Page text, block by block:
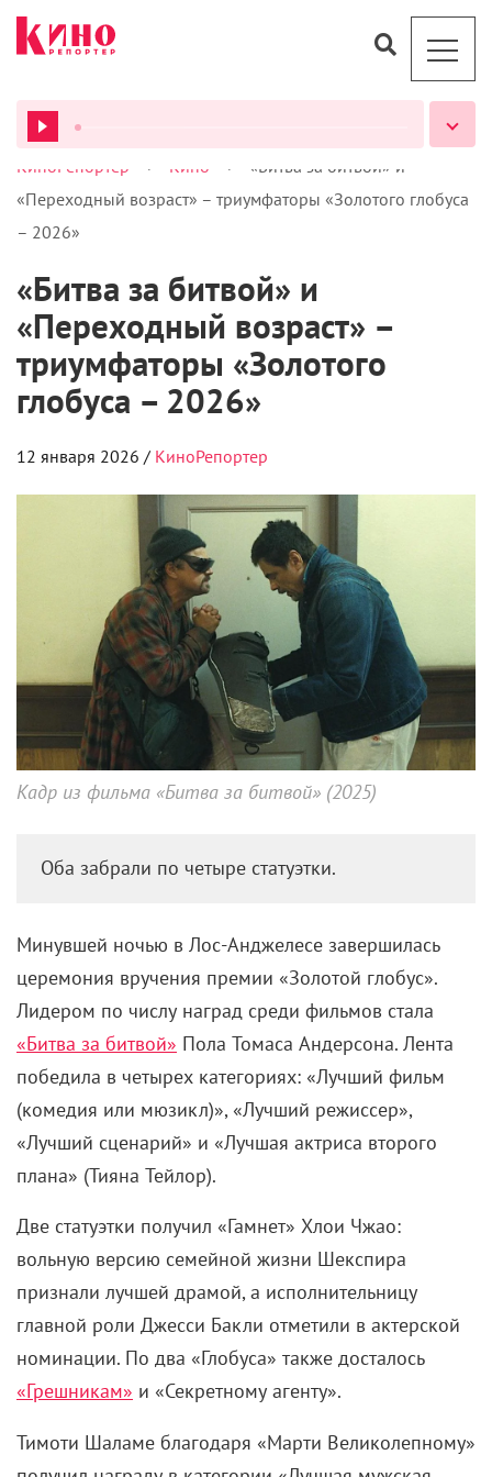
ВСЕ ПОДКАСТЫ
КиноРепортер > Кино >
«Битва за битвой» и
«Переходный возраст» – триумфаторы «Золотого глобуса
– 2026»
«Битва за битвой» и
«Переходный возраст» –
триумфаторы «Золотого
глобуса – 2026»
12 января 2026 / КиноРепортер
Кадр из фильма «Битва за битвой» (2025)
Оба забрали по четыре статуэтки.
Минувшей ночью в Лос-Анджелесе завершилась
церемония вручения премии «Золотой глобус».
Лидером по числу наград среди фильмов стала
«Битва за битвой» Пола Томаса Андерсона. Лента
победила в четырех категориях: «Лучший фильм
(комедия или мюзикл)», «Лучший режиссер»,
«Лучший сценарий» и «Лучшая актриса второго
плана» (Тияна Тейлор).
Две статуэтки получил «Гамнет» Хлои Чжао:
вольную версию семейной жизни Шекспира
признали лучшей драмой, а исполнительницу
главной роли Джесси Бакли отметили в актерской
номинации. По два «Глобуса» также досталось
«Грешникам» и «Секретному агенту».
Тимоти Шаламе благодаря «Марти Великолепному»